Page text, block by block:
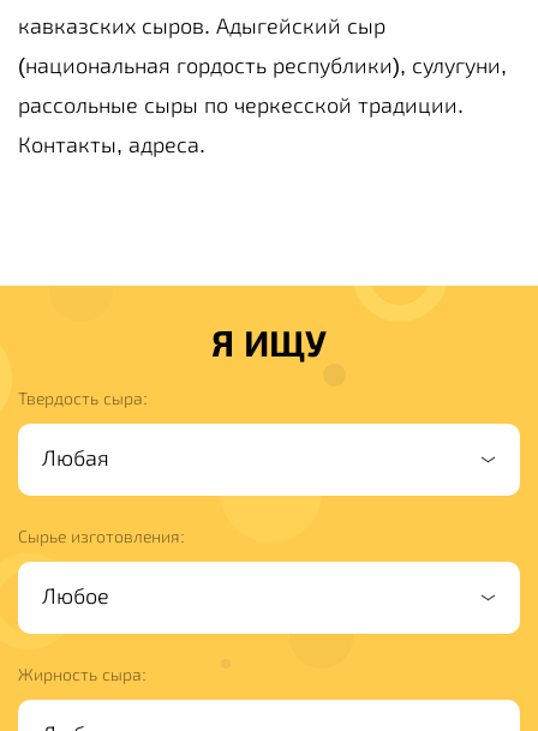
кавказских сыров. Адыгейский сыр
(национальная гордость республики), сулугуни,
рассольные сыры по черкесской традиции.
Контакты, адреса.
Я ИЩУ
Твердость сыра:
Сырье изготовления:
Жирность сыра: